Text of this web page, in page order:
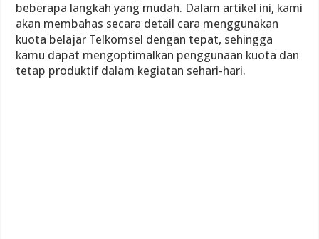
beberapa langkah yang mudah. Dalam artikel ini, kami
akan membahas secara detail cara menggunakan
kuota belajar Telkomsel dengan tepat, sehingga
kamu dapat mengoptimalkan penggunaan kuota dan
tetap produktif dalam kegiatan sehari-hari.